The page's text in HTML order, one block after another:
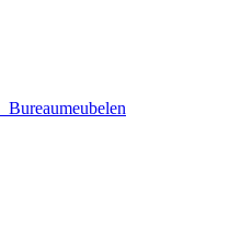
Bureaumeubelen